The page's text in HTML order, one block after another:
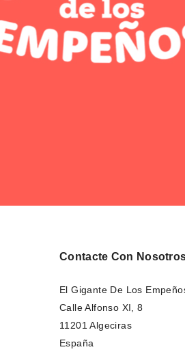
Contacte Con
El Gigante De Los
Calle Alfonso XI, 8
11201 Algeciras
España